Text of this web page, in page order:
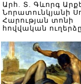
Արհ. Տ. Գևորգ
Նորատունկյանի
Հարության տոնի
հովվական ուղերձը